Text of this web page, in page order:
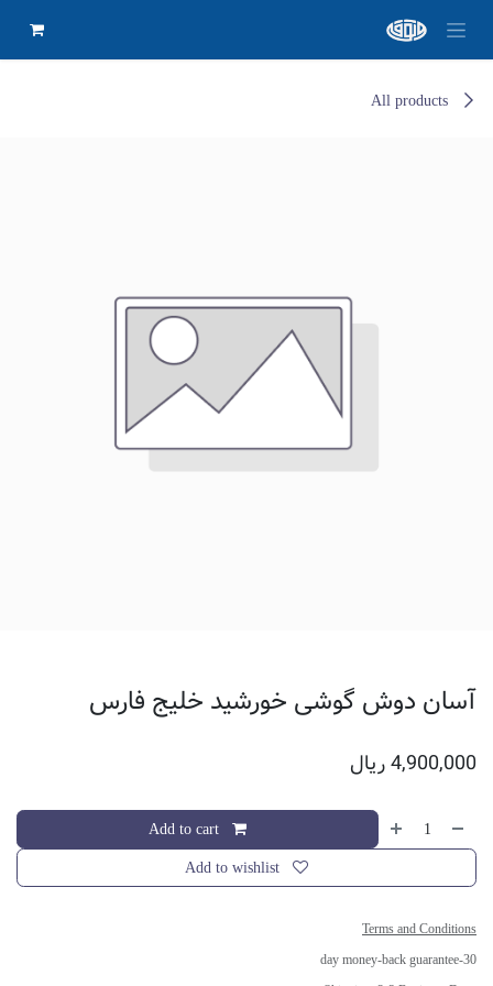
All products
آسان دوش گوشی خورشید خلیج فارس
4,900,000ریال
Add to cart
Add to wishlist
Terms and Conditions
30-day money-back guarantee